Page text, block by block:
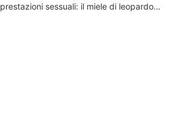
prestazioni sessuali: il miele di leopardo